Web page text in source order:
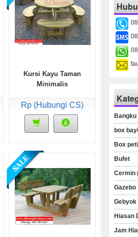
Kursi Kayu Taman
Minimalis
Rp (Hubungi CS)
box bayi
Box peti
Bufet
Cermin
Gazebo
Gebyok
Hiasan
Jam